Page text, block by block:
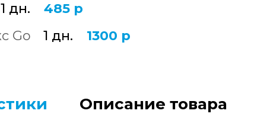
1 дн.
485 р
Go
1 дн. 1300 р
Описание товара